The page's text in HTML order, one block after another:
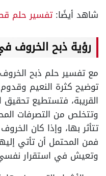
شاهد أيضًا:تفسير حلم
رؤية ذبح الخروف
مع تفسير حلم ذبح
توضيح كثرة النعيم وقدوم
القريبة، فتستطيع تحقيق
وتتخلص من التصرفات
تتأثر بها، وإذا كان
فمن المحتمل أن تأتي
وتعيش في استقرار نفسي